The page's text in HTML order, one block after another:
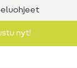
nyt!